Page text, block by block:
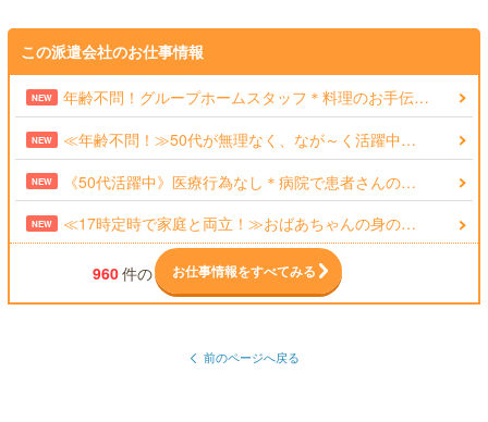
この派遣会社のお仕事情報
NEW 年齢不問！グループホームスタッフ＊料理のお手伝…
NEW ≪年齢不問！≫50代が無理なく、なが～く活躍中…
NEW 《50代活躍中》医療行為なし＊病院で患者さんの…
NEW ≪17時定時で家庭と両立！≫おばあちゃんの身の…
960件の お仕事情報をすべてみる
前のページへ戻る